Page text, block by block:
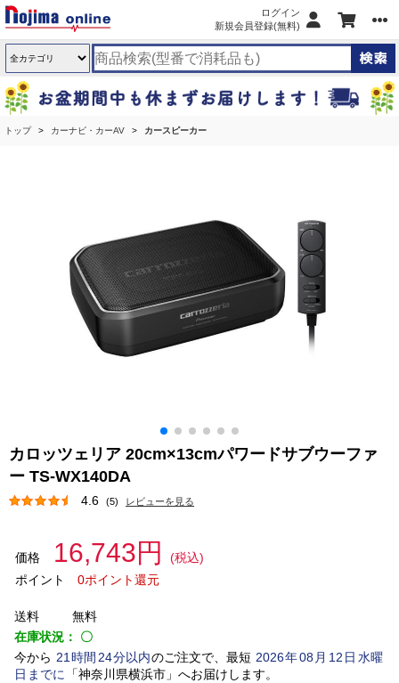
ログイン
新規会員登録(無料)
トップ カーナビ・カーAV カースピーカー
カロッツェリア 20cm×13cmパワードサブウーファ
ー TS-WX140DA
4.6 (5) レビューを見る
価格 16,743円
(税込)
ポイント
0ポイント還元
送料
無料
在庫状況： 〇
今から 21 時間 24分以内のご注文で、最短 2026年08 月 12 日水曜
日 までに 「神奈川県横浜市」 へお届けします。